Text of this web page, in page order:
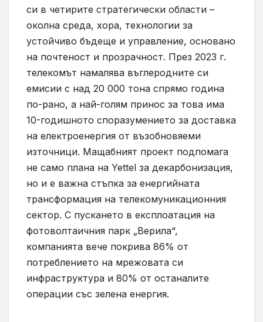
си в четирите стратегически области –
околна среда, хора, технологии за
устойчиво бъдеще и управление, основано
на почтеност и прозрачност. През 2023 г.
телекомът намалява въглеродните си
емисии с над 20 000 тона спрямо година
по-рано, а най-голям принос за това има
10-годишното споразумението за доставка
на електроенергия от възобновяеми
източници. Мащабният проект подпомага
не само плана на Yettel за декарбонизация,
но и е важна стъпка за енергийната
трансформация на телекомуникационния
сектор. С пускането в експлоатация на
фотоволтаичния парк „Верила“,
компанията вече покрива 86% от
потреблението на мрежовата си
инфраструктура и 80% от останалите
операции със зелена енергия.